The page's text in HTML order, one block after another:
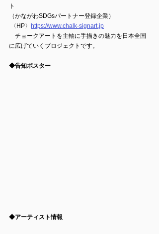
ト
（かながわSDGsパートナー登録企業）
〈HP〉
https://www.chalk-signart.jp
チョークアートを主軸に手描きの魅力を日本全国
に広げていくプロジェクトです。
◆告知ポスター
◆アーティスト情報